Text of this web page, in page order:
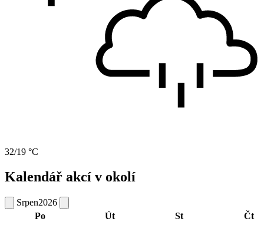
32/19 °C
Kalendář akcí v okolí
Srpen2026
Po
Út St Čt